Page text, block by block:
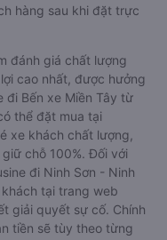
hàng sau khi đặt trực
đánh giá chất lượng
cao nhất, được hưởng
đi Bến xe Miền Tây từ
thể đặt mua tại
xe khách chất lượng,
chỗ 100%. Đối với
đi Ninh Sơn - Ninh
tại trang web
giải quyết sự cố. Chính
tiền sẽ tùy theo từng